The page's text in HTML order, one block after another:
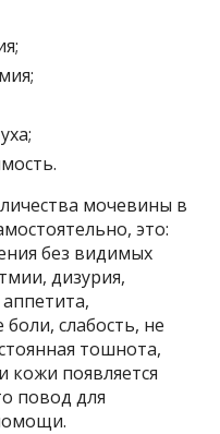
мочевины в
это:
без видимых
дизурия,
слабость, не
тошнота,
кожи появляется
повод для